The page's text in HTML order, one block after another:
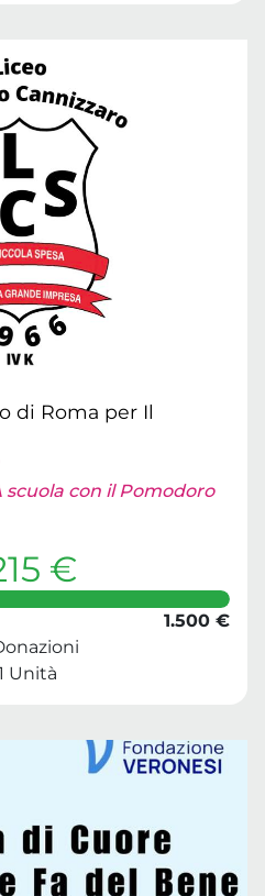
di Roma per Il
scuola con il Pomodoro
€
1.500 €
Unità